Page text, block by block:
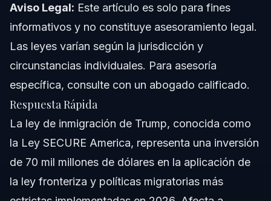
en la política de inmigración?
Sobre Vasquez Law Firm
Confianza y Experiencia del Abogado
Fuentes y Referencias
Aviso Legal: Este artículo es solo para fines
informativos y no constituye asesoramiento legal.
Las leyes varían según la jurisdicción y
circunstancias individuales. Para asesoría
específica, consulte con un abogado calificado.
Respuesta Rápida
La ley de inmigración de Trump, conocida como
la Ley SECURE America, representa una inversión
de 70 mil millones de dólares en la aplicación de
la ley fronteriza y políticas migratorias más